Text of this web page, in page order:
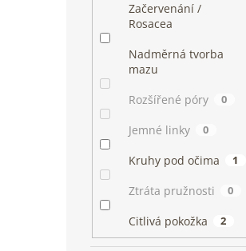
Začervenání /
Rosacea
Nadměrná tvorba
mazu
Rozšířené póry 0
Jemné linky 0
Kruhy pod očima 1
Ztráta pružnosti 0
Citlivá pokožka 2